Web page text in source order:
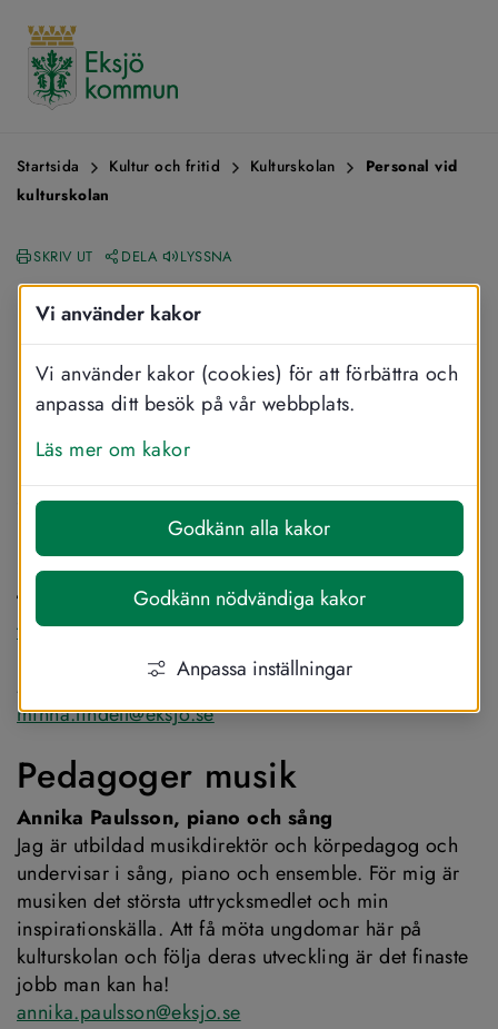
Vi använder kakor
Vi använder kakor (cookies) för att förbättra och
anpassa ditt besök på vår webbplats.
Läs mer om kakor
Godkänn alla kakor
Godkänn nödvändiga kakor
Anpassa inställningar
Startsida Kultur och fritid Kulturskolan
Personal vid
kulturskolan
SKRIV UT DELA LYSSNA
Personal vid
kulturskolan
undervisar i olika typer av instrument,
sång, dans, teater och film.
Chef och administration
Thomas Hanzén, kulturskolechef och kulturchef
thomas.hanzen@eksjo.se
Minna Lindell, administration
minna.lindell@eksjo.se
Pedagoger musik
Annika Paulsson, piano och sång
Jag är utbildad musikdirektör och körpedagog och
undervisar i sång, piano och ensemble. För mig är
musiken det största uttrycksmedlet och min
inspirationskälla. Att få möta ungdomar här på
kulturskolan och följa deras utveckling är det finaste
jobb man kan ha!
annika.paulsson@eksjo.se